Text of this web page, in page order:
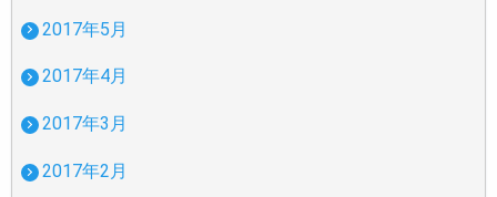
2017年5月
2017年4月
2017年3月
2017年2月